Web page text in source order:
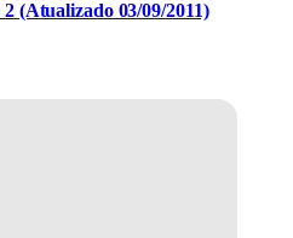
(Atualizado 03/09/2011)